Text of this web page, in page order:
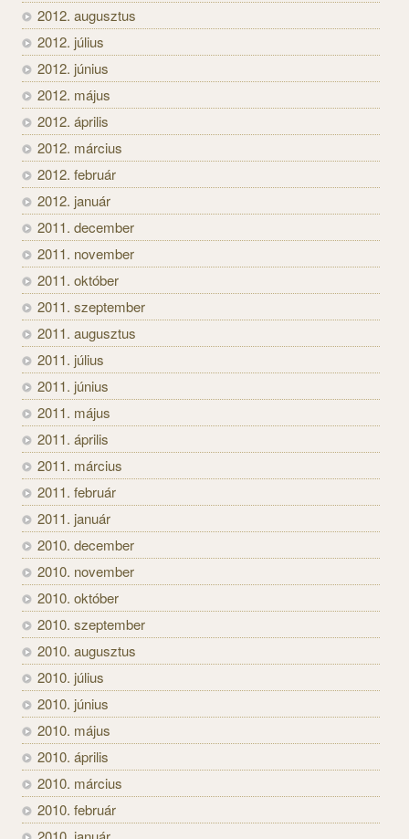
2012. augusztus
2012. július
2012. június
2012. május
2012. április
2012. március
2012. február
2012. január
2011. december
2011. november
2011. október
2011. szeptember
2011. augusztus
2011. július
2011. június
2011. május
2011. április
2011. március
2011. február
2011. január
2010. december
2010. november
2010. október
2010. szeptember
2010. augusztus
2010. július
2010. június
2010. május
2010. április
2010. március
2010. február